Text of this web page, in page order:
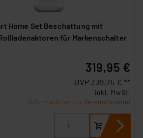
Home Set Beschattung mit
für Markenschalter
319,95 €
UVP 339,75 € **
inkl. MwSt.
Informationen zu Versandkosten